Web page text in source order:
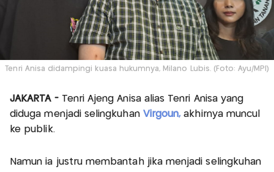
Tenri Anisa didampingi kuasa hukumnya, Milano Lubis. (Foto: Ayu/MPI)
JAKARTA - Tenri Ajeng Anisa alias Tenri Anisa yang
diduga menjadi selingkuhan Virgoun, akhirnya muncul
ke publik.
Namun ia justru membantah jika menjadi selingkuhan